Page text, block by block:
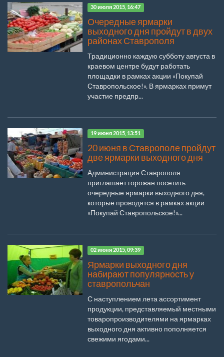
30 июля 2015, 16:47
Очередные ярмарки
выходного дня пройдут в двух
районах Ставрополя
Традиционно каждую субботу августа в
краевом центре будут работать
площадки в рамках акции «Покупай
Ставропольское!». В ярмарках примут
участие предпр...
19 июня 2015, 13:51
20 июня в Ставрополе пройдут
две ярмарки выходного дня
Администрация Ставрополя
приглашает горожан посетить
очередные ярмарки выходного дня,
которые проводятся в рамках акции
«Покупай Ставропольское!»...
02 июня 2015, 09:39
Ярмарки выходного дня
набирают популярность у
ставропольчан
С наступлением лета ассортимент
продукции, представляемый местными
товаропроизводителями на ярмарках
выходного дня активно пополняется
свежими ягодами...